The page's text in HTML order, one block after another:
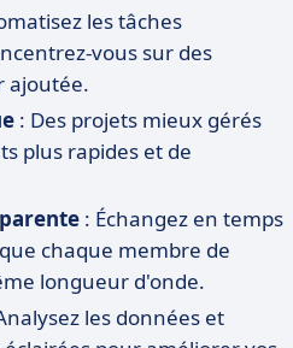
les tâches
vous sur des
ajoutée.
: Des projets mieux gérés
plus rapides et de
: Échangez en temps
chaque membre de
longueur d'onde.
les données et